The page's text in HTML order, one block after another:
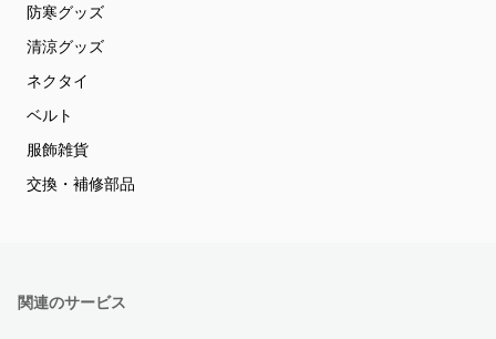
防寒グッズ
清涼グッズ
ネクタイ
ベルト
服飾雑貨
交換・補修部品
関連のサービス